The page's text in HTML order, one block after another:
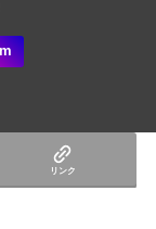
リンク